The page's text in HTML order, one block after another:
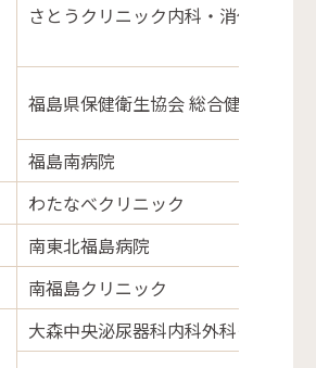
さとうクリニック内科・消化器内科
福島県保健衛生協会 総合健診センタ
福島南病院
わたなべクリニック
南東北福島病院
南福島クリニック
大森中央泌尿器科内科外科クリニッ